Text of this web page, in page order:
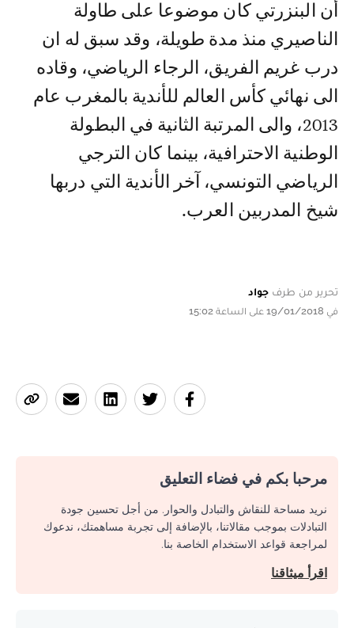
أن البنزرتي كان موضوعا على طاولة
الناصيري منذ مدة طويلة، وقد سبق له ان
درب غريم الفريق، الرجاء الرياضي، وقاده
الى نهائي كأس العالم للأندية بالمغرب عام
2013، والى المرتبة الثانية في البطولة
الوطنية الاحترافية، بينما كان الترجي
الرياضي التونسي، آخر الأندية التي دربها
شيخ المدربين العرب.
تحرير من طرف جواد
في 19/01/2018 على الساعة 15:02
مرحبا بكم في فضاء التعليق
نريد مساحة للنقاش والتبادل والحوار. من أجل تحسين جودة
التبادلات بموجب مقالاتنا، بالإضافة إلى تجربة مساهمتك، ندعوك
لمراجعة قواعد الاستخدام الخاصة بنا.
اقرأ ميثاقنا